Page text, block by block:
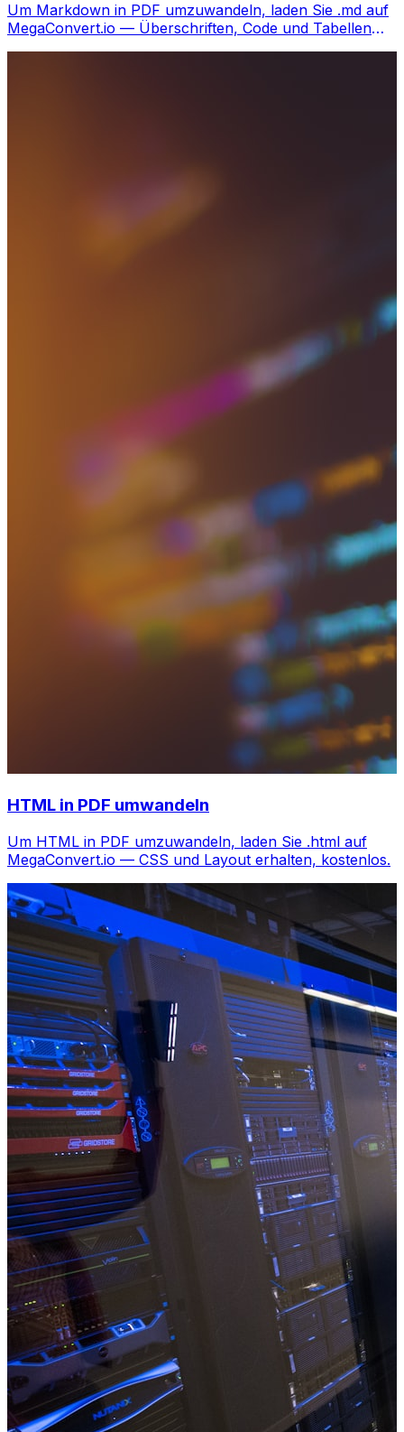
Um Markdown in PDF umzuwandeln, laden Sie .md auf
MegaConvert.io — Überschriften, Code und Tabellen
HTML in PDF umwandeln
Um HTML in PDF umzuwandeln, laden Sie .html auf
MegaConvert.io — CSS und Layout erhalten, kostenlos.